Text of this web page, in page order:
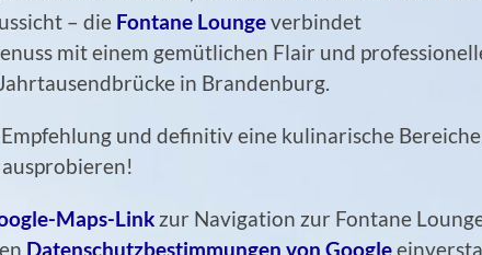
– die Fontane Loungeverbindet
mit einem gemütlichen Flair und
in Brandenburg.
und definitiv eine kulinarische
Maps-Link zur Navigation zur Fontane
Datenschutzbestimmungen von Google